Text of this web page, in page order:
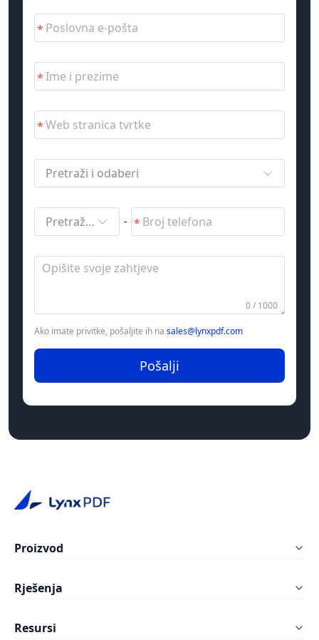
Pretraži i odaberi
Pretraži i odaberi -
0 / 1000
Ako imate privitke, pošaljite ih na sales@lynxpdf.com
Pošalji
Proizvod
LynxPDF Web
Rješenja
Resursi